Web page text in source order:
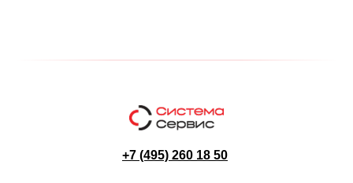
+7 (495) 260 18 50